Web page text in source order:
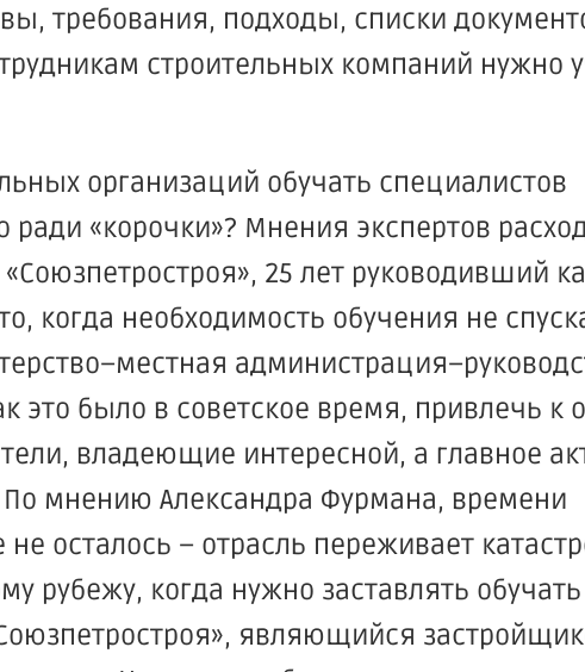
требования, подходы, списки
строительных компаний нужно
организаций обучать специалистов
ради «корочки»? Мнения экспертов
«Союзпетростроя», 25 лет руководивший
когда необходимость обучения не
это было в советское время, привлечь к
владеющие интересной, а главное
мнению Александра Фурмана, времени
осталось – отрасль переживает
рубежу, когда нужно заставлять обучать
», являющийся